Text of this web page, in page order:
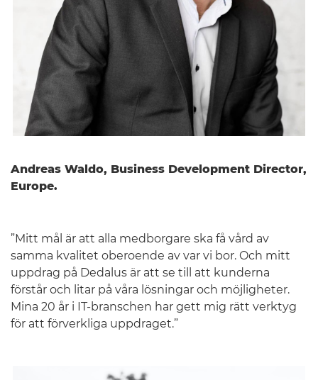
Andreas Waldo, Business Development Director,
Europe.
”Mitt mål är att alla medborgare ska få vård av
samma kvalitet oberoende av var vi bor. Och mitt
uppdrag på Dedalus är att se till att kunderna
förstår och litar på våra lösningar och möjligheter.
Mina 20 år i IT-branschen har gett mig rätt verktyg
för att förverkliga uppdraget.”